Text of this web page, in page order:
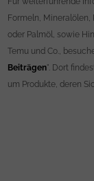
Formeln,
oder Palmöl, sowie
Temu und Co.,
Beiträgen". Dort
um Produkte, deren